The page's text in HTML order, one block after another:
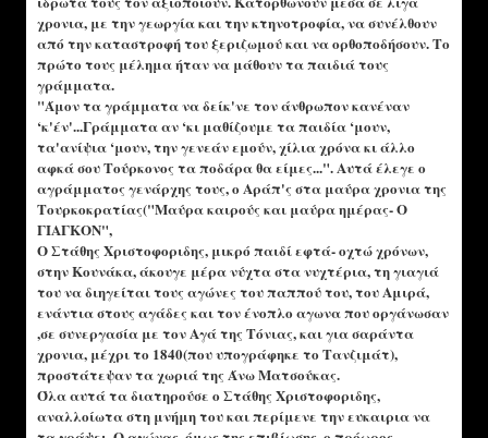
χρονια, με την γεωργία και την κτηνοτροφία, να συνέλθουν
από την καταστροφή του ξεριζωμού και να ορθοποδήσουν. Το
πρώτο τους μέλημα ήταν να μάθουν τα παιδιά τους
γράμματα.
"Άμον τα γράμματα να δείκ'νε τον άνθρωπον κανέναν
‘κ'έν'...Γράμματα αν ‘κι μαθίζουμε τα παιδία ‘μουν,
τα'ανίψια ‘μουν, την γενεάν εμούν, χίλια χρόνα κι άλλο
αφκά σου Τούρκονος τα ποδάρα θα είμες...". Αυτά έλεγε ο
αγράμματος γενάρχης τους, ο Αράπ'ς στα μαύρα χρονια της
Τουρκοκρατίας("Μαύρα καιρούς και μαύρα ημέρας- Ο
ΓΙΑΓΚΟΝ",
Ο Στάθης Χριστοφοριδης, μικρό παιδί εφτά- οχτώ χρόνων,
στην Κουνάκα, άκουγε μέρα νύχτα στα νυχτέρια, τη γιαγιά
του να διηγείται τους αγώνες του παππού του, του Αμιρά,
ενάντια στους αγάδες και τον ένοπλο αγωνα που οργάνωσαν
,σε συνεργασία με τον Αγά της Τόνιας, και για σαράντα
χρονια, μέχρι το 1840(που υπογράφηκε το Τανζιμάτ),
προστάτεψαν τα χωριά της Άνω Ματσούκας.
Όλα αυτά τα διατηρούσε ο Στάθης Χριστοφοριδης,
αναλλοίωτα στη μνήμη του και περίμενε την ευκαιρια να